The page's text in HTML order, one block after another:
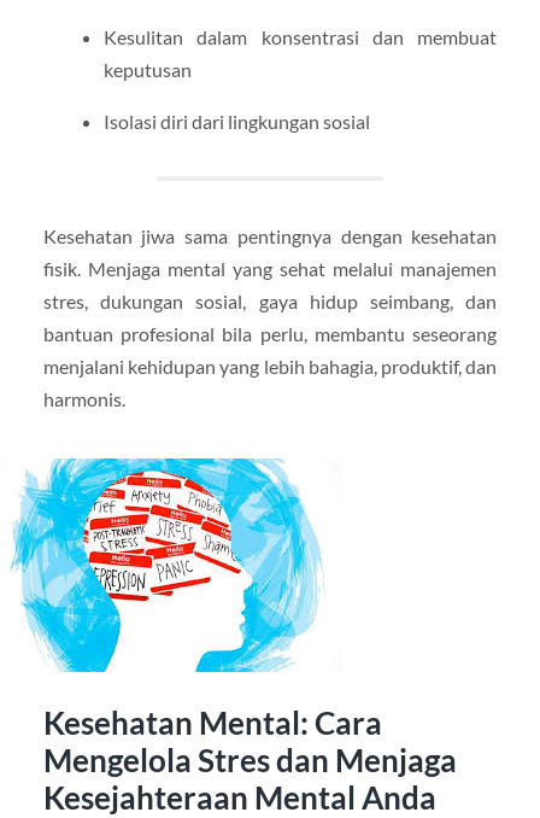
Kesulitan dalam konsentrasi dan membuat
keputusan
Isolasi diri dari lingkungan sosial
Kesehatan jiwa sama pentingnya dengan kesehatan
fisik. Menjaga mental yang sehat melalui manajemen
stres, dukungan sosial, gaya hidup seimbang, dan
bantuan profesional bila perlu, membantu seseorang
menjalani kehidupan yang lebih bahagia, produktif, dan
harmonis.
Kesehatan Mental: Cara
Mengelola Stres dan Menjaga
Kesejahteraan Mental Anda